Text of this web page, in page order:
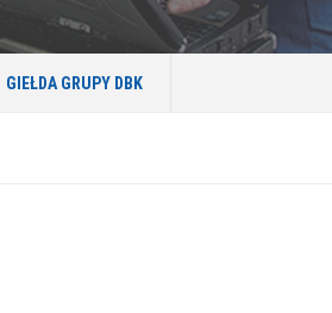
GIEŁDA GRUPY DBK